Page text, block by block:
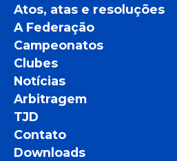
Atos, atas e resoluções
A Federação
Campeonatos
Clubes
Notícias
Arbitragem
TJD
Contato
Downloads